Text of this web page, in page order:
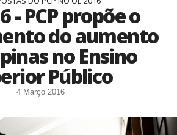
- PCP propõe o
do aumento
no Ensino
Público
4 Março 2016